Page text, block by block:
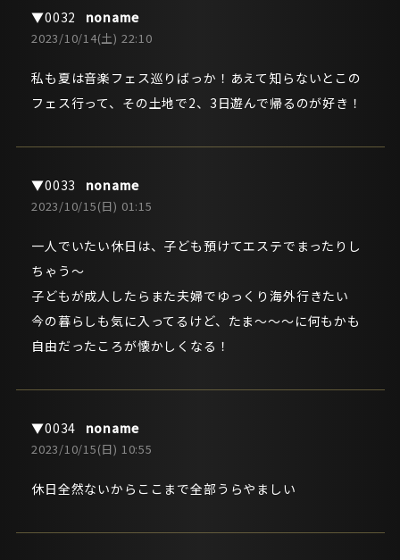
noname
2023/10/14(土) 22:10
私も夏は音楽フェス巡りばっか！あえて知らないとこの
フェス行って、その土地で2、3日遊んで帰るのが好き！
noname
2023/10/15(日) 01:15
一人でいたい休日は、子ども預けてエステでまったりし
ちゃう～
子どもが成人したらまた夫婦でゆっくり海外行きたい
今の暮らしも気に入ってるけど、たま～～～に何もかも
自由だったころが懐かしくなる！
noname
2023/10/15(日) 10:55
休日全然ないからここまで全部うらやましい